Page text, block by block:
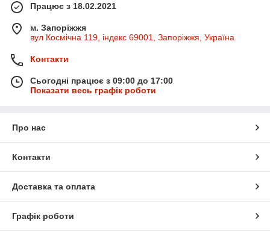
Працює з 18.02.2021
м. Запоріжжя
вул Космічна 119, індекс 69001, Запоріжжя, Україна
Контакти
Сьогодні працює з 09:00 до 17:00
Показати весь графік роботи
Про нас
Контакти
Доставка та оплата
Графік роботи